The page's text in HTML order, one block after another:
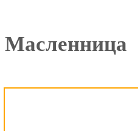
Масленница